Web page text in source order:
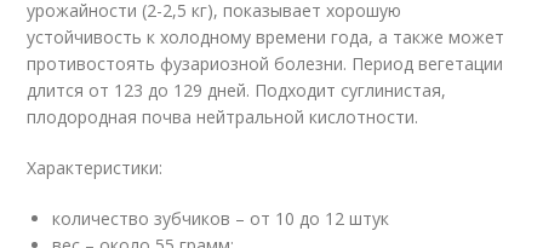
урожайности (2-2,5 кг), показывает хорошую
устойчивость к холодному времени года, а также может
противостоять фузариозной болезни. Период вегетации
длится от 123 до 129 дней. Подходит суглинистая,
плодородная почва нейтральной кислотности.
Характеристики:
количество зубчиков – от 10 до 12 штук